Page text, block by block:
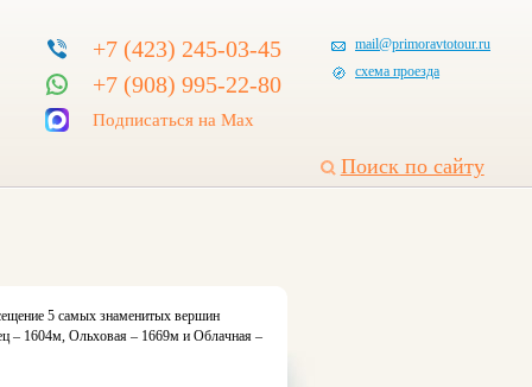
+7 (423) 245-03-45
+7 (908) 995-22-80
Подписаться на Max
mail@primoravtotour.ru
схема проезда
Поиск по сайту
5 самых знаменитых вершин
– 1604м, Ольховая – 1669м и Облачная –